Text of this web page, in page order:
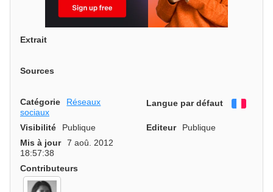
Extrait
Sources
Catégorie
Réseaux
sociaux
Langue par défaut
Visibilité Publique Editeur
Publique
Mis à jour
7 aoû. 2012
18:57:38
Contributeurs